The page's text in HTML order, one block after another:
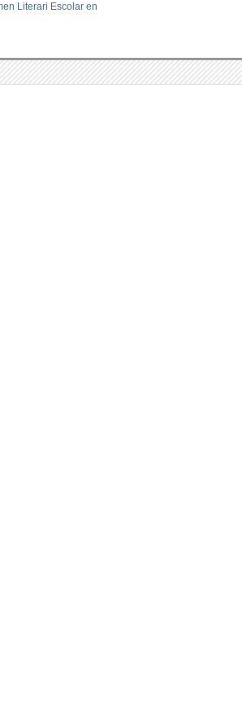
Literari Escolar en